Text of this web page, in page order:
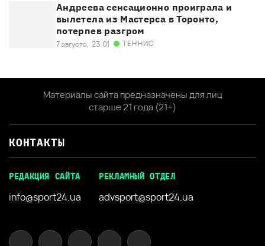
Андреева сенсационно проиграла и
вылетела из Мастерса в Торонто,
потерпев разгром
7 августа, 23:01 ТЕННИС
Материалы сайта предназначены для лиц
старше 21 года (21+)
КОНТАКТЫ
РЕДАКЦИЯ САЙТА
info@sport24.ua
РЕКЛАМНЫЙ ОТДЕЛ
advsport@sport24.ua